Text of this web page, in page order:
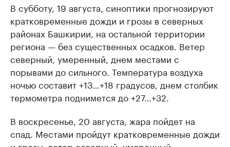
В субботу, 19 августа, синоптики прогнозируют
кратковременные дожди и грозы в северных
районах Башкирии, на остальной территории
региона — без существенных осадков. Ветер
северный, умеренный, днем местами с
порывами до сильного. Температура воздуха
ночью составит +13…+18 градусов, днем столбик
термометра поднимется до +27…+32.
В воскресенье, 20 августа, жара пойдет на
спад. Местами пройдут кратковременные дожди